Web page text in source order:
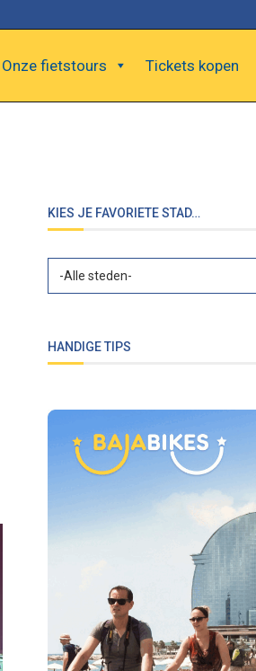
Onze fietstours Tickets kopen
KIES JE FAVORIETE STAD…
HANDIGE TIPS